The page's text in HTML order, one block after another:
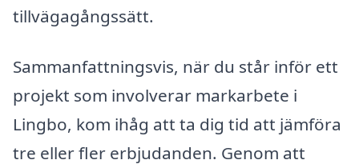
tillvägagångssätt.
Sammanfattningsvis, när du står inför ett
projekt som involverar markarbete i
Lingbo, kom ihåg att ta dig tid att jämföra
tre eller fler erbjudanden. Genom att